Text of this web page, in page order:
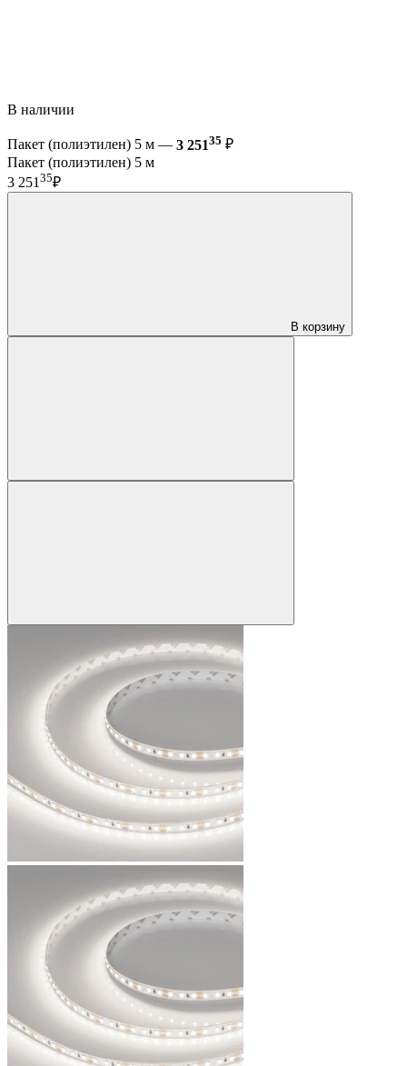
В наличии
Пакет (полиэтилен) 5 м — 3 25135 ₽
Пакет (полиэтилен) 5 м
3 251 35₽
В корзину